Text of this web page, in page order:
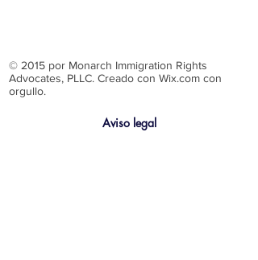
​​​​© 2015 por Monarch Immigration Rights
Advocates, PLLC. Creado con Wix.com con
orgullo.
Aviso legal